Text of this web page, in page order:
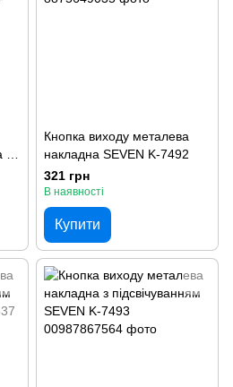
Кнопка виходу металева
накладна SEVEN K-7492
321 грн
В наявності
Купити